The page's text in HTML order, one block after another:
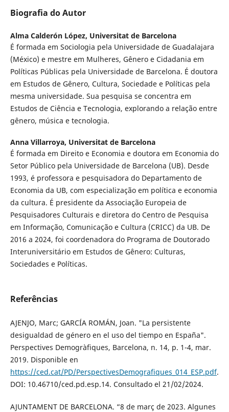
Biografia do Autor
Alma Calderón López, Universitat de Barcelona
É formada em Sociologia pela Universidade de Guadalajara
(México) e mestre em Mulheres, Gênero e Cidadania em
Políticas Públicas pela Universidade de Barcelona. É doutora
em Estudos de Gênero, Cultura, Sociedade e Políticas pela
mesma universidade. Sua pesquisa se concentra em
Estudos de Ciência e Tecnologia, explorando a relação entre
gênero, música e tecnologia.
Anna Villarroya, Universitat de Barcelona
É formada em Direito e Economia e doutora em Economia do
Setor Público pela Universidade de Barcelona (UB). Desde
1993, é professora e pesquisadora do Departamento de
Economia da UB, com especialização em política e economia
da cultura. É presidente da Associação Europeia de
Pesquisadores Culturais e diretora do Centro de Pesquisa
em Informação, Comunicação e Cultura (CRICC) da UB. De
2016 a 2024, foi coordenadora do Programa de Doutorado
Interuniversitário em Estudos de Gênero: Culturas,
Sociedades e Políticas.
Referências
AJENJO, Marc; GARCÍA ROMÁN, Joan. "La persistente
desigualdad de género en el uso del tiempo en España".
Perspectives Demogràfiques, Barcelona, n. 14, p. 1-4, mar.
2019. Disponible en
https://ced.cat/PD/PerspectivesDemografiques_014_ESP.pdf.
DOI: 10.46710/ced.pd.esp.14. Consultado el 21/02/2024.
AJUNTAMENT DE BARCELONA. “8 de març de 2023. Algunes